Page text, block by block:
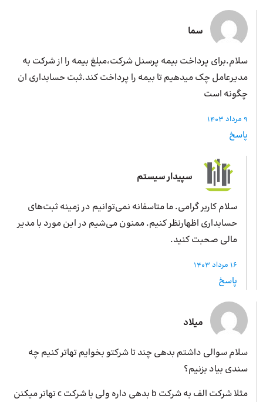
سما
سلام.برای پرداخت بیمه پرسنل شرکت،مبلغ بیمه را از شرکت به
مدیرعامل چک میدهیم تا بیمه را پرداخت کند.ثبت حسابداری ان
چگونه است
9 مرداد 1403
پاسخ
سپیدار سیستم
سلام کاربر گرامی. ما متاسفانه نمی‌توانیم در زمینه ثبت‌های
حسابداری اظهارنظر کنیم. ممنون می‌شیم در این مورد با مدیر
مالی صحبت کنید.
16 مرداد 1403
پاسخ
میلاد
سلام سوالی داشتم بدهی چند تا شرکتو بخوایم تهاتر کنیم چه
سندی بیاد بزنیم؟
مثلا شرکت الف به شرکت b بدهی داره ولی با شرکت c تهاتر میکنن